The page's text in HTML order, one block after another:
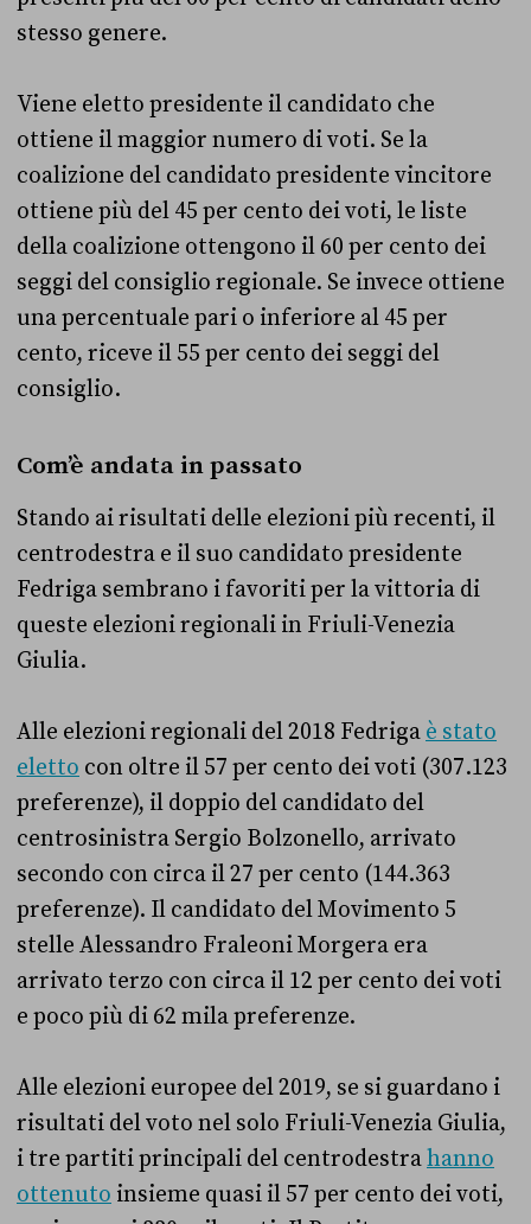
stesso genere.
Viene eletto presidente il candidato che
ottiene il maggior numero di voti. Se la
coalizione del candidato presidente vincitore
ottiene più del 45 per cento dei voti, le liste
della coalizione ottengono il 60 per cento dei
seggi del consiglio regionale. Se invece ottiene
una percentuale pari o inferiore al 45 per
cento, riceve il 55 per cento dei seggi del
consiglio.
Com’è andata in passato
Stando ai risultati delle elezioni più recenti, il
centrodestra e il suo candidato presidente
Fedriga sembrano i favoriti per la vittoria di
queste elezioni regionali in Friuli-Venezia
Giulia.
Alle elezioni regionali del 2018 Fedriga è stato
eletto con oltre il 57 per cento dei voti (307.123
preferenze), il doppio del candidato del
centrosinistra Sergio Bolzonello, arrivato
secondo con circa il 27 per cento (144.363
preferenze). Il candidato del Movimento 5
stelle Alessandro Fraleoni Morgera era
arrivato terzo con circa il 12 per cento dei voti
e poco più di 62 mila preferenze.
Alle elezioni europee del 2019, se si guardano i
risultati del voto nel solo Friuli-Venezia Giulia,
i tre partiti principali del centrodestrahanno
ottenuto insieme quasi il 57 per cento dei voti,